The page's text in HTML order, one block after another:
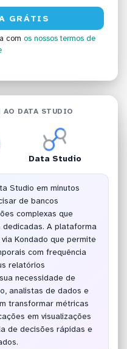
com os nossos termos de
AO DATA STUDIO
Data Studio
Studio em minutos
de bancos
complexas que
dedicadas. A plataforma
Kondado que permite
com frequência
relatórios
necessidade de
analistas de dados e
transformar métricas
em visualizações
de decisões rápidas e